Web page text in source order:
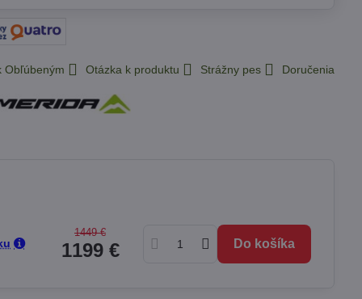
Obľúbeným Otázka k produktu Strážny pes Doručenia
1449 €
1199 € Do košíka